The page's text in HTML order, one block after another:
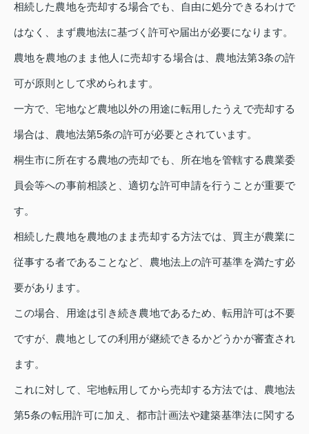
相続した農地を売却する場合でも、自由に処分できるわけで
はなく、まず農地法に基づく許可や届出が必要になります。
農地を農地のまま他人に売却する場合は、農地法第3条の許
可が原則として求められます。
一方で、宅地など農地以外の用途に転用したうえで売却する
場合は、農地法第5条の許可が必要とされています。
桐生市に所在する農地の売却でも、所在地を管轄する農業委
員会等への事前相談と、適切な許可申請を行うことが重要で
す。
相続した農地を農地のまま売却する方法では、買主が農業に
従事する者であることなど、農地法上の許可基準を満たす必
要があります。
この場合、用途は引き続き農地であるため、転用許可は不要
ですが、農地としての利用が継続できるかどうかが審査され
ます。
これに対して、宅地転用してから売却する方法では、農地法
第5条の転用許可に加え、都市計画法や建築基準法に関する